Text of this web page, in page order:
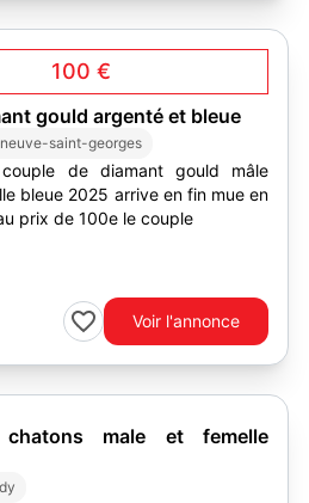
100 €
gould argenté et bleue
saint-georges
de diamant gould mâle
bleue 2025 arrive en fin mue en
prix de 100e le couple
Voir l'annonce
chatons male et femelle